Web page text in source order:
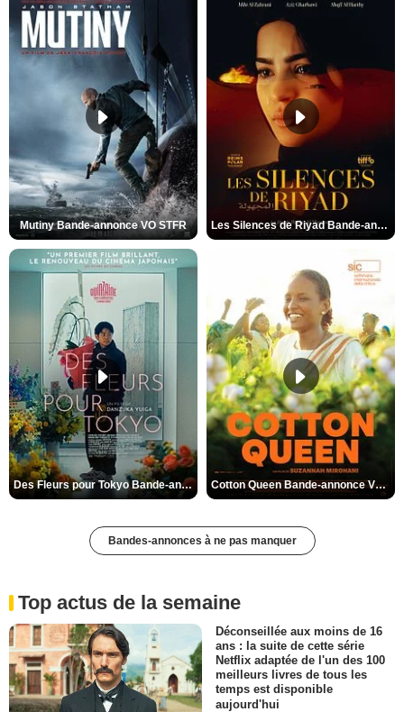
Mutiny Bande-annonce VO STFR Les Silences de Riyad Bande-annonce VO STFR
Des Fleurs pour Tokyo Bande-annonce VO STFR Cotton Queen Bande-annonce VO STFR
Bandes-annonces à ne pas manquer
Top actus de la semaine
Déconseillée aux moins de 16
ans : la suite de cette série
Netflix adaptée de l'un des 100
meilleurs livres de tous les
temps est disponible
aujourd'hui